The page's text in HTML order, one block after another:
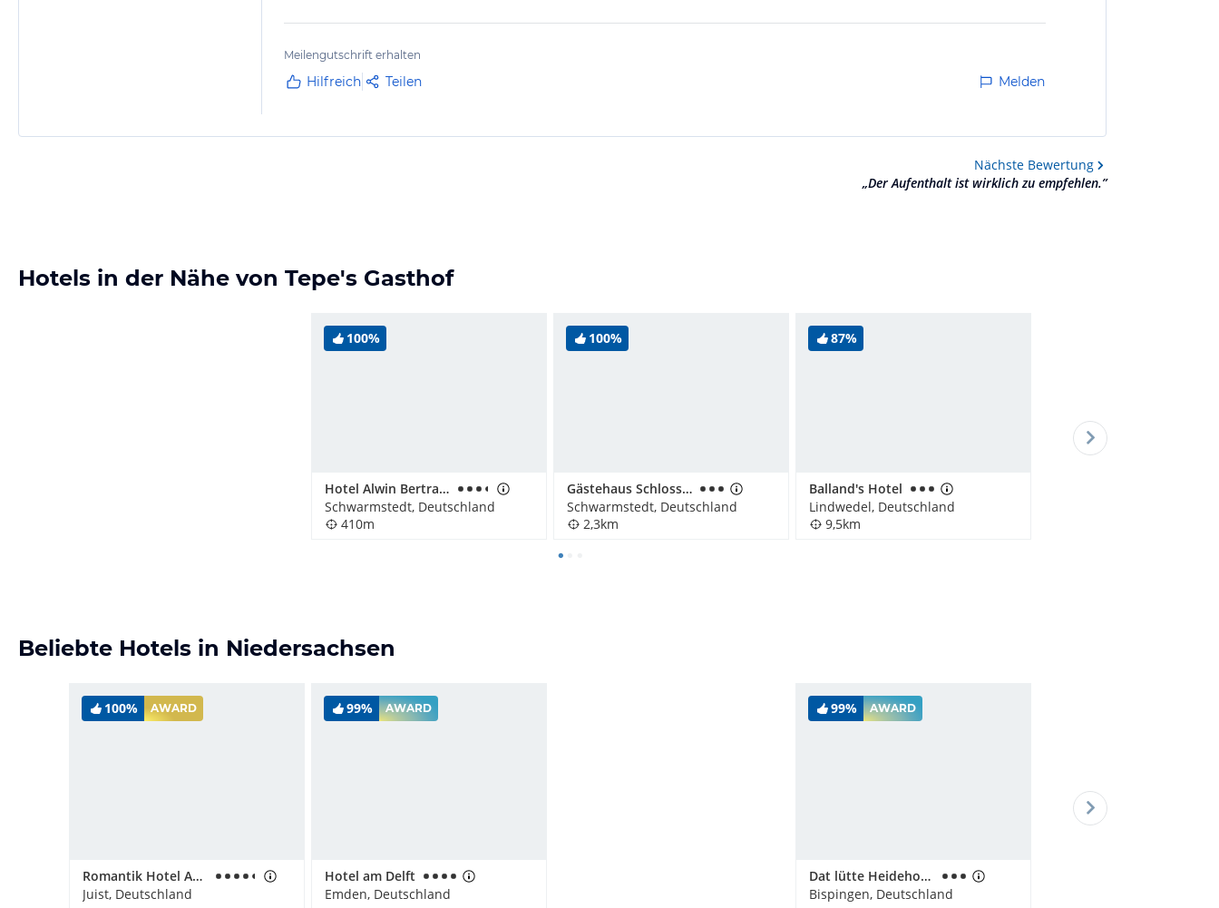
Meilengutschrift erhalten
Hilfreich Teilen Melden
Nächste Bewertung
„Der Aufenthalt ist wirklich zu empfehlen.”
Hotels in der Nähe von Tepe's Gasthof
100%
Hotel Alwin Bertram KG
Schwarmstedt, Deutschland
410m
100%
Gästehaus Schloss Bothmer
Schwarmstedt, Deutschland
2,3km
87%
Balland's Hotel
Lindwedel, Deutschland
9,5km
Beliebte Hotels in Niedersachsen
100% AWARD
Romantik Hotel Achterdiek
Juist, Deutschland
99% AWARD
Hotel am Delft
Emden, Deutschland
99% AWARD
Dat lütte Heidehotel
Bispingen, Deutschland